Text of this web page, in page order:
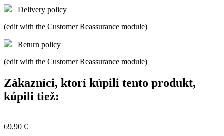
Delivery policy
(edit with the Customer Reassurance module)
Return policy
(edit with the Customer Reassurance module)
Zákazníci, ktorí kúpili tento produkt,
kúpili tiež:
69,90 €